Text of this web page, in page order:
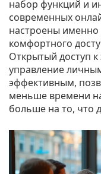
набор функций и
современных
настроены
комфортного
Открытый доступ
управление
эффективным,
меньше времени
больше на то, что